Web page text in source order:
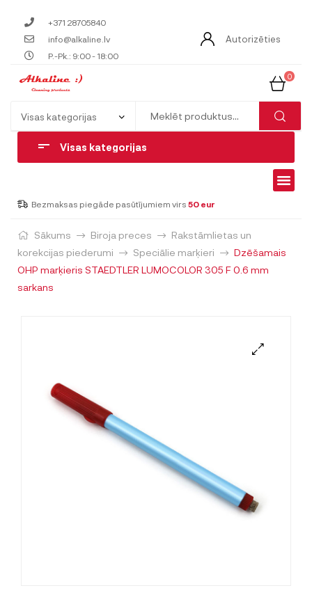
+371 28705840
info@alkaline.lv
P.-Pk.: 9:00 - 18:00
Autorizēties
0
Visas kategorijas
Bezmaksas piegāde pasūtījumiem virs 50 eur
Sākums Biroja preces
Rakstāmlietas un
korekcijas piederumi
Speciālie marķieri
Dzēšamais
OHP marķieris STAEDTLER LUMOCOLOR 305 F 0.6 mm
sarkans